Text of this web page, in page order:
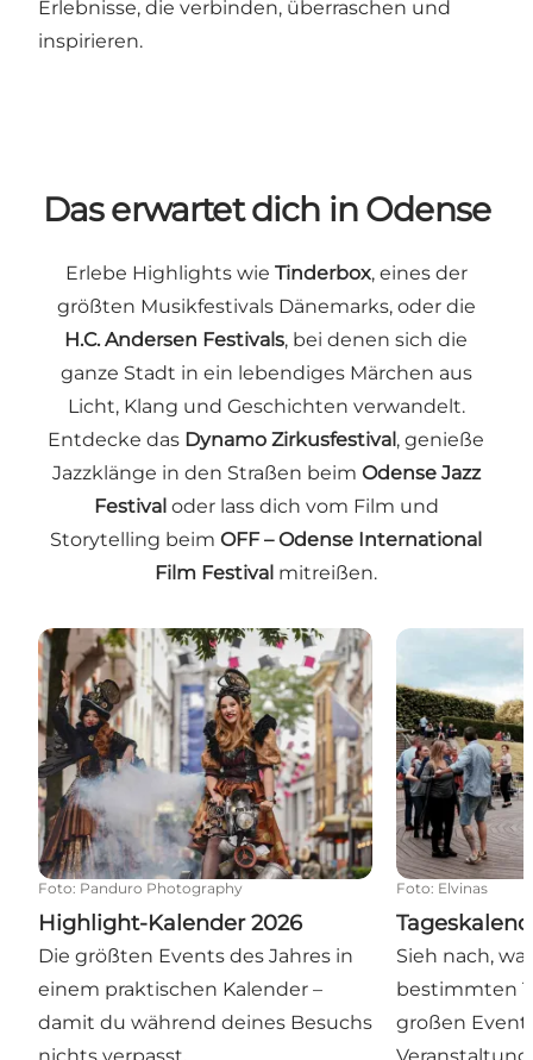
Erlebnisse, die verbinden, überraschen und
inspirieren.
Das erwartet dich in Odense
Erlebe Highlights wie Tinderbox, eines der
größten Musikfestivals Dänemarks, oder die
H.C. Andersen Festivals, bei denen sich die
ganze Stadt in ein lebendiges Märchen aus
Licht, Klang und Geschichten verwandelt.
Entdecke das Dynamo Zirkusfestival , genieße
Jazzklänge in den Straßen beim Odense Jazz
Festival oder lass dich vom Film und
Storytelling beimOFF – Odense International
Film Festival mitreißen.
Highlight-Kalender 2026
Foto: Panduro Photography
Highlight-Kalender 2026
Die größten Events des Jahres in
einem praktischen Kalender –
damit du während deines Besuchs
Foto: Elvinas
Sieh nach,
bestimmten
großen